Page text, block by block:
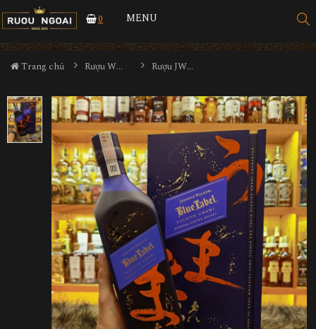
0 MENU
Trang chủ Rượu Whisky Rượu JW Blue Label Elusive Umami